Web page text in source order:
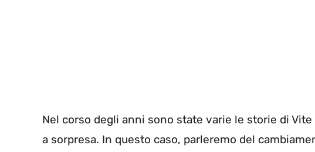
Nel corso degli anni sono state varie le storie di
a sorpresa. In questo caso, parleremo del